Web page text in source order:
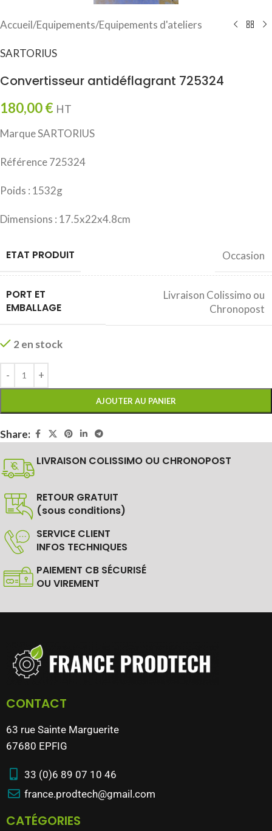
Accueil/Equipements/Equipements d'ateliers
SARTORIUS
Convertisseur antidéflagrant 725324
180,00€ HT
Marque SARTORIUS
Référence 725324
Poids : 1532g
Dimensions : 17.5x22x4.8cm
ETAT PRODUIT Occasion
PORT ET
EMBALLAGE
Livraison Colissimo ou
Chronopost
2 en stock
AJOUTER AU PANIER
Share:
LIVRAISON COLISSIMO OU CHRONOPOST
RETOUR GRATUIT
(sous conditions)
SERVICE CLIENT
INFOS TECHNIQUES
PAIEMENT CB SÉCURISÉ
OU VIREMENT
CONTACT
63 rue Sainte Marguerite
67680 EPFIG
33 (0)6 89 07 10 46
france.prodtech@gmail.com
CATÉGORIES